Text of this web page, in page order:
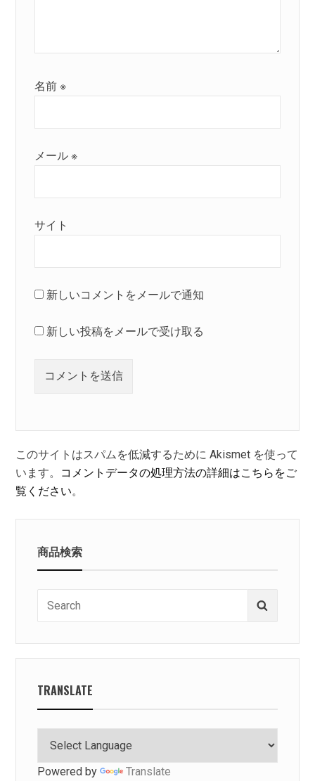
名前※
メール※
サイト
新しいコメントをメールで通知
新しい投稿をメールで受け取る
このサイトはスパムを低減するために Akismet を使って
います。 コメントデータの処理方法の詳細はこちらをご
覧ください。
商品検索
TRANSLATE
Powered by Translate